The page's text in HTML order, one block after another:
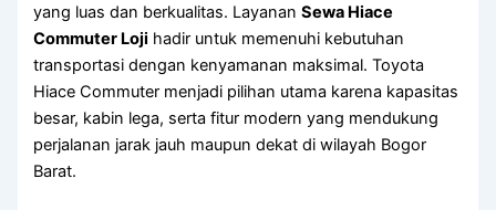
yang luas dan berkualitas. LayananSewa Hiace
Commuter Loji hadir untuk memenuhi kebutuhan
transportasi dengan kenyamanan maksimal. Toyota
Hiace Commuter menjadi pilihan utama karena kapasitas
besar, kabin lega, serta fitur modern yang mendukung
perjalanan jarak jauh maupun dekat di wilayah Bogor
Barat.